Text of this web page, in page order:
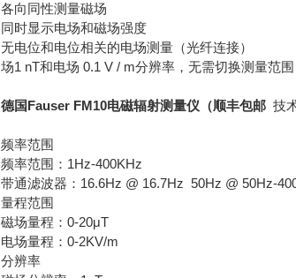
各向同性测量磁场
同时显示电场和磁场强度
无电位和电位相关的电场测量（光纤连接）
场1 nT和电场 0.1 V / m分辨率，无需切换测量范围
德国Fauser FM10电磁辐射测量仪（顺丰包邮 技
频率范围
频率范围：1Hz-400KHz
带通滤波器：16.6Hz @ 16.7Hz 50Hz @ 50Hz-
量程范围
磁场量程：0-20μT
电场量程：0-2KV/m
分辨率